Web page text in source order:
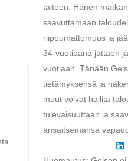
taiteen. Hänen
saavuttamaan
riippumattomuus ja
34-vuotiaana jättäen
vuotiaan. Tänään
tietämyksensä ja
muut voivat hallita
tulevaisuuttaan ja
ansaitsemansa